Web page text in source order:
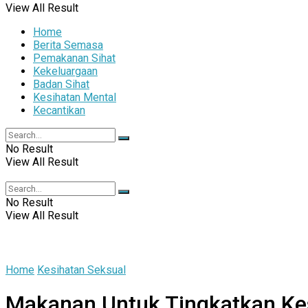
View All Result
Home
Berita Semasa
Pemakanan Sihat
Kekeluargaan
Badan Sihat
Kesihatan Mental
Kecantikan
No Result
View All Result
No Result
View All Result
Home Kesihatan Seksual